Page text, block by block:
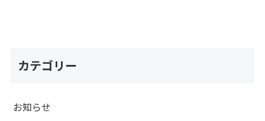
カテゴリー
お知らせ